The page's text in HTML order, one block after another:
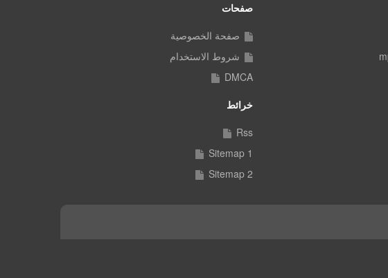
صفحات
صفحة الخصوصية
شروط الاستخدام
DMCA
خرائط
Rss
Sitemap 1
Sitemap 2